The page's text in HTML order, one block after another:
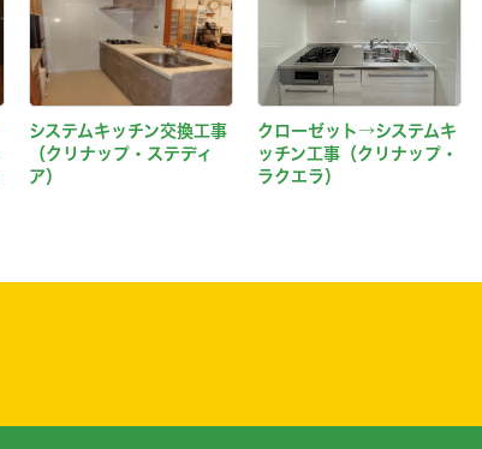
システムキッチン交換工事
（クリナップ・ステディ
ア）
クローゼット→システムキ
ッチン工事（クリナップ・
ラクエラ）